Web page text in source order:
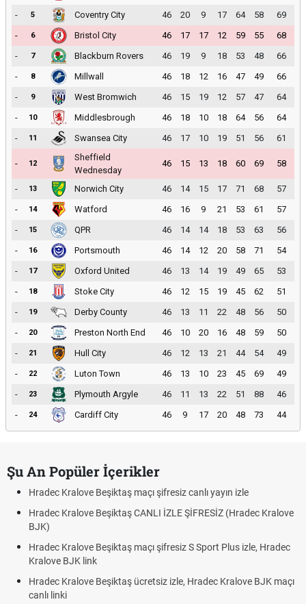
-
5 Coventry City 46 20 9 17 64 58
69
-
6 Bristol City 46 17 17 12 59 55
68
-
7 Blackburn Rovers 46 19 9 18 53 48
66
-
8 Millwall 46 18 12 16 47 49
66
-
9 West Bromwich 46 15 19 12 57 47
64
-
10 Middlesbrough 46 18 10 18 64 56
64
-
11 Swansea City 46 17 10 19 51 56 61
- 12
Sheffield
Wednesday
46 15 13 18 60 69 58
- 13 Norwich City 46 14 15 17 71 68
57
-
14 Watford 46 16 9 21 53 61
57
-
15 QPR 46 14 14 18 53 63
56
-
16 Portsmouth 46 14 12 20 58 71
54
-
17 Oxford United 46 13 14 19 49 65
53
-
18 Stoke City 46 12 15 19 45 62
51
-
19 Derby County 46 13 11 22 48 56
50
-
20 Preston North End 46 10 20 16 48 59
50
-
21 Hull City 46 12 13 21 44 54
49
-
22 Luton Town 46 13 10 23 45 69
49
-
23 Plymouth Argyle 46 11 13 22 51 88
46
-
24 Cardiff City 46 9 17 20 48 73 44
Şu An Popüler İçerikler
Hradec Kralove Beşiktaş maçı şifresiz canlı yayın izle
Hradec Kralove Beşiktaş CANLI İZLE ŞİFRESİZ (Hradec Kralove
BJK)
Hradec Kralove Beşiktaş maçı şifresiz S Sport Plus izle, Hradec
Kralove BJK link
Hradec Kralove Beşiktaş ücretsiz izle, Hradec Kralove BJK maçı
canlı linki